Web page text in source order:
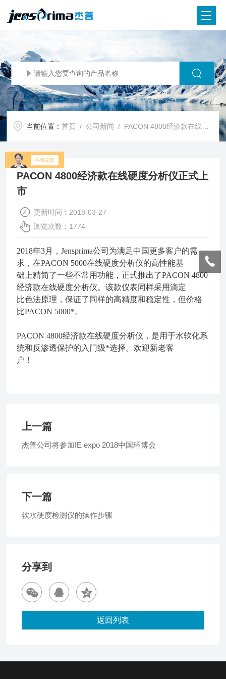
当前位置：首页 /公司新闻 / PACON 4800经济款在线硬度分析仪正式上市
PACON 4800经济款在线硬度分析仪正式上
市
更新时间：2018-03-27
浏览次数：1774
2018年3月，Jensprima公司为满足中国更多客户的需
求，在PACON 5000在线硬度分析仪的高性能基
础上精简了一些不常用功能，正式推出了PACON 4800
经济款在线硬度分析仪。该款仪表同样采用滴定
比色法原理，保证了同样的高精度和稳定性，但价格
比PACON 5000*。
PACON 4800经济款在线硬度分析仪 ，是用于水软化系
统和反渗透保护的入门级*选择。欢迎新老客
户！
上一篇
杰普公司将参加IE expo 2018中国环博会
下一篇
软水硬度检测仪的操作步骤
分享到
返回列表